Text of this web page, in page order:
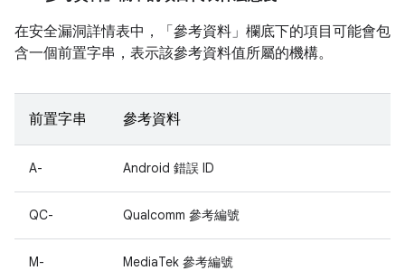
在安全漏洞詳情表中，「參考資料」 欄底下的項目可能會包
含一個前置字串，表示該參考資料值所屬的機構。
前置字串 參考資料
A- Android 錯誤 ID
QC- Qualcomm 參考編號
M- MediaTek 參考編號